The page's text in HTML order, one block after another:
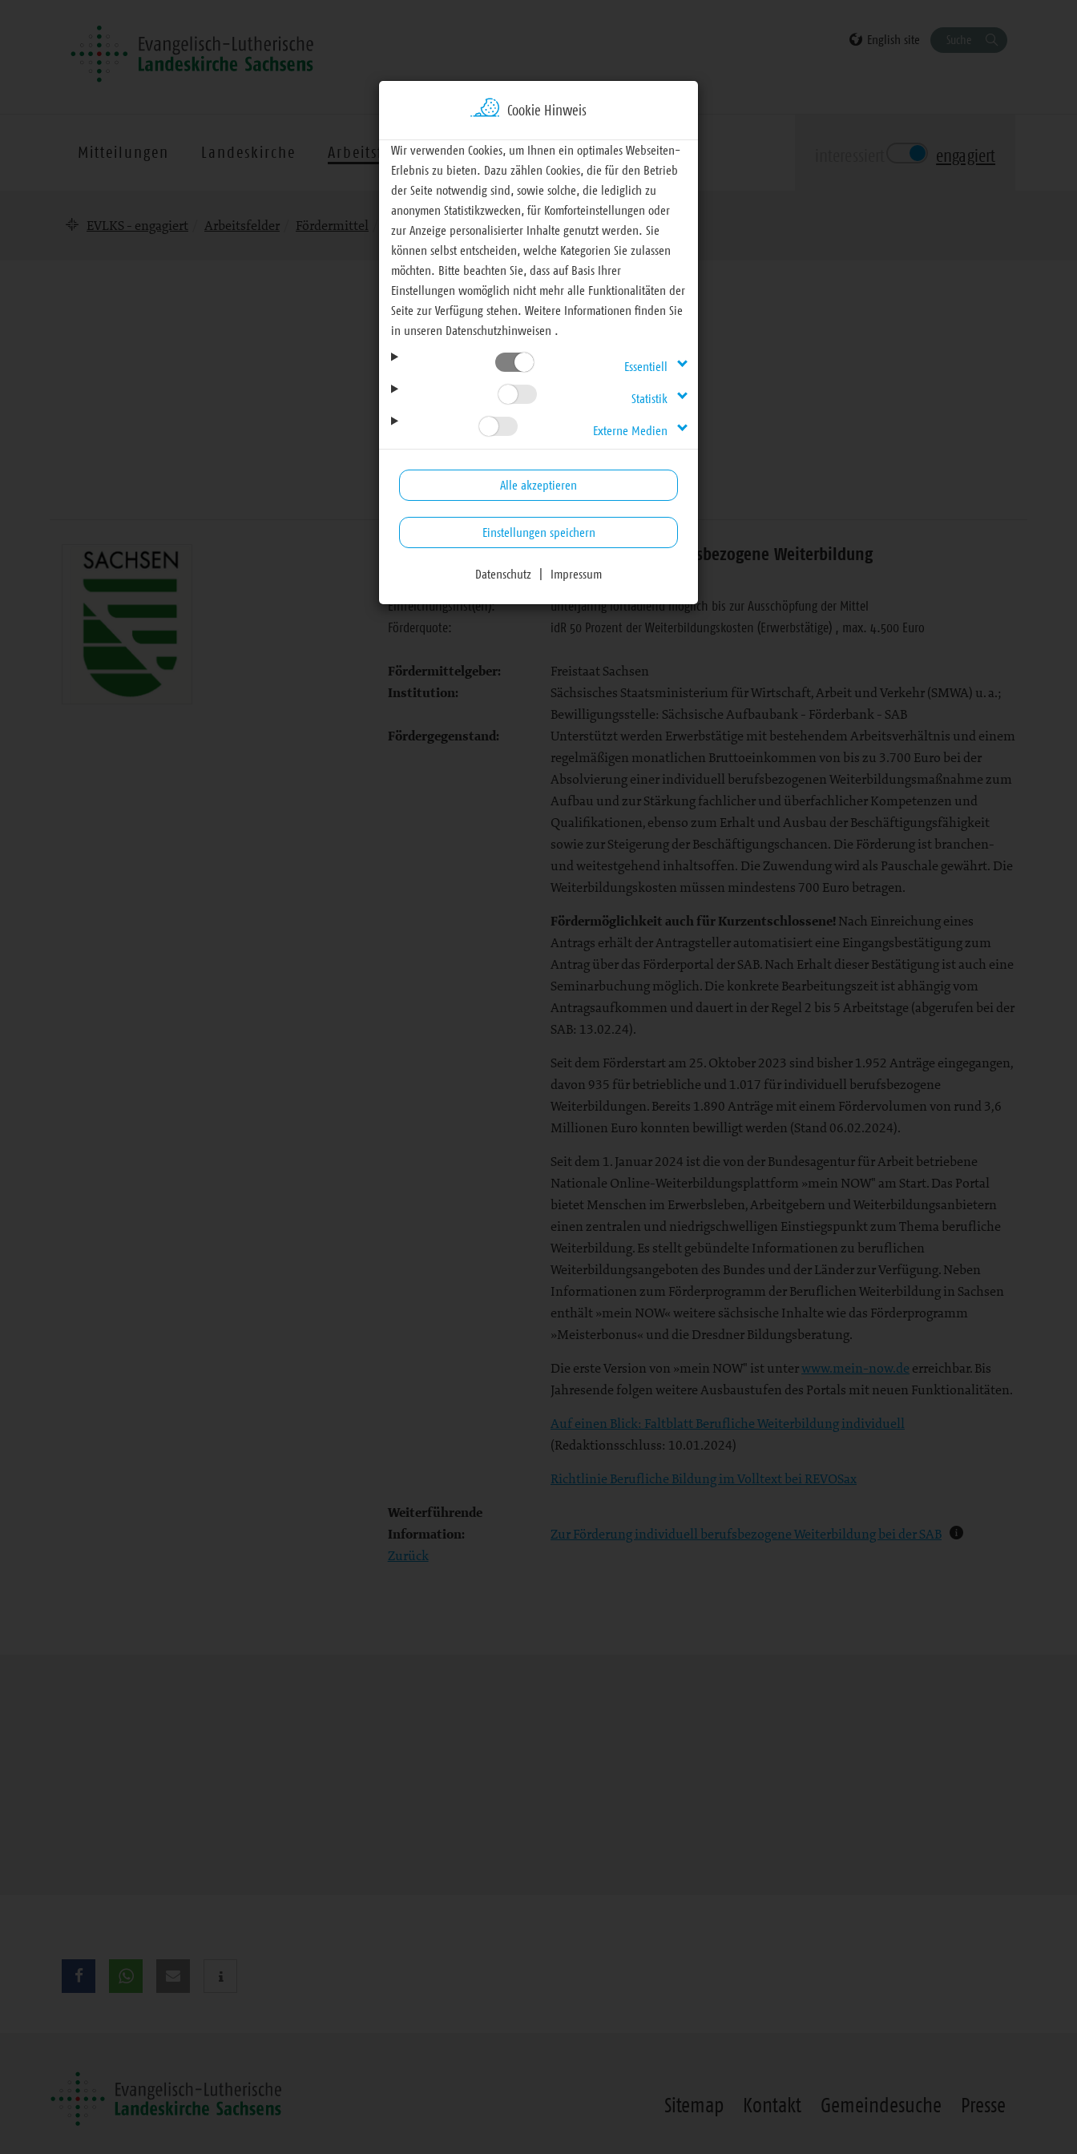
English site Suche
Mitteilungen Landeskirche Arbeitsfelder Termine Materialien engagiert
EVLKS - engagiert Arbeitsfelder Fördermittel Förderprogramme Detailseite
Förderprogramme
Detailseite
Berufliche Weiterbildung - individuell berufsbezogene Weiterbildung
19.10.2023
Einreichungsfrist(en):
unterjährig fortlaufend möglich bis zur Ausschöpfung der Mittel
Förderquote:
idR 50 Prozent der Weiterbildungskosten (Erwerbstätige) , max. 4.500 Euro
Fördermittelgeber: Freistaat Sachsen
Institution:
Sächsisches Staatsministerium für Wirtschaft, Arbeit und Verkehr (SMWA) u. a.;
Bewilligungsstelle: Sächsische Aufbaubank - Förderbank - SAB
Fördergegenstand:
Unterstützt werden Erwerbstätige mit bestehendem Arbeitsverhältnis und einem
regelmäßigen monatlichen Bruttoeinkommen von bis zu 3.700 Euro bei der
Absolvierung einer individuell berufsbezogenen Weiterbildungsmaßnahme zum
Aufbau und zur Stärkung fachlicher und überfachlicher Kompetenzen und
Qualifikationen, ebenso zum Erhalt und Ausbau der Beschäftigungsfähigkeit
sowie zur Steigerung der Beschäftigungschancen. Die Förderung ist branchen-
und weitestgehend inhaltsoffen. Die Zuwendung wird als Pauschale gewährt. Die
Weiterbildungskosten müssen mindestens 700 Euro betragen.
Fördermöglichkeit auch für Kurzentschlossene!Nach Einreichung eines
Antrags erhält der Antragsteller automatisiert eine Eingangsbestätigung zum
Antrag über das Förderportal der SAB. Nach Erhalt dieser Bestätigung ist auch eine
Seminarbuchung möglich. Die konkrete Bearbeitungszeit ist abhängig vom
Antragsaufkommen und dauert in der Regel 2 bis 5 Arbeitstage (abgerufen bei der
SAB: 13.02.24).
Seit dem Förderstart am 25. Oktober 2023 sind bisher 1.952 Anträge eingegangen,
davon 935 für betriebliche und 1.017 für individuell berufsbezogene
Weiterbildungen. Bereits 1.890 Anträge mit einem Fördervolumen von rund 3,6
Millionen Euro konnten bewilligt werden (Stand 06.02.2024).
Seit dem 1. Januar 2024 ist die von der Bundesagentur für Arbeit betriebene
Nationale Online-Weiterbildungsplattform »mein NOW" am Start. Das Portal
bietet Menschen im Erwerbsleben, Arbeitgebern und Weiterbildungsanbietern
einen zentralen und niedrigschwelligen Einstiegspunkt zum Thema berufliche
Weiterbildung. Es stellt gebündelte Informationen zu beruflichen
Weiterbildungsangeboten des Bundes und der Länder zur Verfügung. Neben
Informationen zum Förderprogramm der Beruflichen Weiterbildung in Sachsen
enthält »mein NOW« weitere sächsische Inhalte wie das Förderprogramm
»Meisterbonus« und die Dresdner Bildungsberatung.
Die erste Version von »mein NOW" ist unterwww.mein-now.de erreichbar. Bis
Jahresende folgen weitere Ausbaustufen des Portals mit neuen Funktionalitäten.
Auf einen Blick: Faltblatt Berufliche Weiterbildung individuell
(Redaktionsschluss: 10.01.2024)
Richtlinie Berufliche Bildung im Volltext bei REVOSax
Weiterführende
Information:
Zur Förderung individuell berufsbezogene Weiterbildung bei der SAB
Zurück
Teilen
Seite
Sitemap Kontakt Gemeindesuche Presse
Cookie Hinweis
Wir verwenden Cookies, um Ihnen ein optimales Webseiten-
Erlebnis zu bieten. Dazu zählen Cookies, die für den Betrieb
der Seite notwendig sind, sowie solche, die lediglich zu
anonymen Statistikzwecken, für Komforteinstellungen oder
zur Anzeige personalisierter Inhalte genutzt werden. Sie
können selbst entscheiden, welche Kategorien Sie zulassen
möchten. Bitte beachten Sie, dass auf Basis Ihrer
Einstellungen womöglich nicht mehr alle Funktionalitäten der
Seite zur Verfügung stehen. Weitere Informationen finden Sie
in unseren Datenschutzhinweisen .
Essentiell
Statistik
Externe Medien
Alle akzeptieren
Einstellungen speichern
Datenschutz Impressum